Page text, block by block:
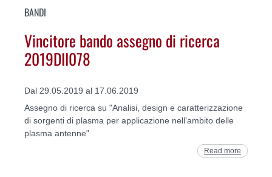
BANDI
Vincitore bando assegno di ricerca
2019DII078
Dal 29.05.2019 al 17.06.2019
Assegno di ricerca su "Analisi, design e caratterizzazione
di sorgenti di plasma per applicazione nell’ambito delle
plasma antenne"
Read more